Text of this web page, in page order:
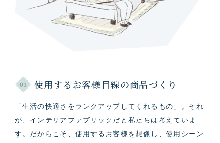
使⽤するお客様⽬線の商品づくり
「⽣活の快適さをランクアップしてくれるもの」。それ
が、インテリアファブリックだと私たちは考えていま
す。だからこそ、使⽤するお客様を想像し、使⽤シーン